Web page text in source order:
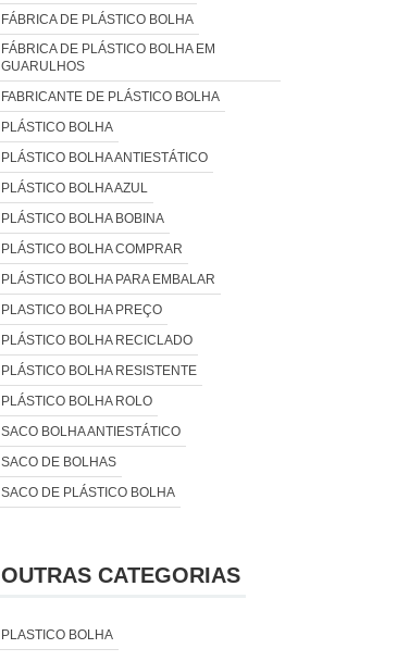
FÁBRICA DE PLÁSTICO BOLHA
FÁBRICA DE PLÁSTICO BOLHA EM
GUARULHOS
FABRICANTE DE PLÁSTICO BOLHA
PLÁSTICO BOLHA
PLÁSTICO BOLHA ANTIESTÁTICO
PLÁSTICO BOLHA AZUL
PLÁSTICO BOLHA BOBINA
PLÁSTICO BOLHA COMPRAR
PLÁSTICO BOLHA PARA EMBALAR
PLASTICO BOLHA PREÇO
PLÁSTICO BOLHA RECICLADO
PLÁSTICO BOLHA RESISTENTE
PLÁSTICO BOLHA ROLO
SACO BOLHA ANTIESTÁTICO
SACO DE BOLHAS
SACO DE PLÁSTICO BOLHA
OUTRAS CATEGORIAS
PLASTICO BOLHA